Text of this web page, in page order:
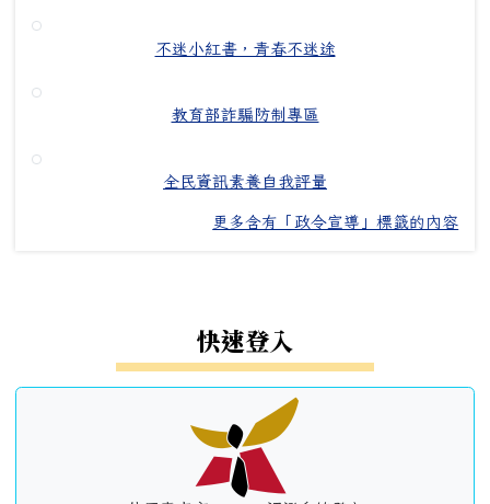
不迷小紅書，青春不迷途
教育部詐騙防制專區
全民資訊素養自我評量
更多含有「政令宣導」標籤的內容
快速登入